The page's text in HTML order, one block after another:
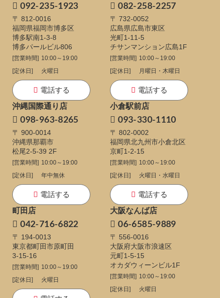
092-235-1923
〒 812-0016
福岡県福岡市博多区
博多駅南1-3-8
博多パールビル806
[営業時間] 10:00～19:00
[定休日]
火曜日
電話する
082-258-2257
〒 732-0052
広島県広島市東区
光町1-11-5
チサンマンション広島1F
[営業時間] 10:00～19:00
[定休日]
月曜日・木曜日
電話する
沖縄国際通り店
098-963-8265
〒 900-0014
沖縄県那覇市
松尾2-5-39 2F
[営業時間] 10:00～19:00
[定休日]
年中無休
電話する
小倉駅前店
093-330-1110
〒 802-0002
福岡県北九州市小倉北区
京町1-2-15
[営業時間] 10:00～19:00
[定休日]
火曜日・水曜日
電話する
町田店
042-716-6822
〒 194-0013
東京都町田市原町田
3-15-16
[営業時間] 10:00～19:00
[定休日]
火曜日
大阪なんば店
06-6585-9889
〒 556-0016
大阪府大阪市浪速区
元町1-5-15
オカダウィーンビル1F
[営業時間] 10:00～19:00
[定休日]
火曜日